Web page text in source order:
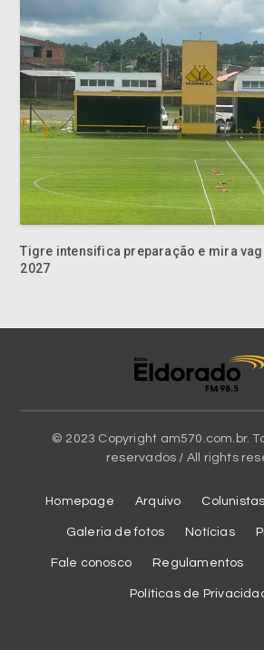
Tigre intensifica preparação e mira
2027
© 2023 Copyright am570.com.br.
reservados / All rights
Homepage Arquivo Colunistas
Galeria de fotos Notícias
Fale conosco Regulamentos
Políticas de